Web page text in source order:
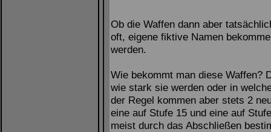
Ob die Waffen dann aber
oft, eigene fiktive Namen
werden.
Wie bekommt man diese Waffen?
wie stark sie werden oder in
der Regel kommen aber stets 2
eine auf Stufe 15 und eine auf
meist durch das Abschließen